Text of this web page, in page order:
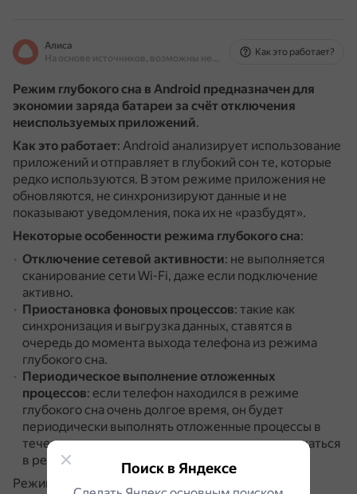
Алиса
На основе источников, возможны неточности
Как это работает?
Режим глубокого сна в Android предназначен для
экономии заряда батареи за счёт отключения
неиспользуемых приложений.
Как это работает: Android анализирует использование
приложений и отправляет в глубокий сон те, которые
редко используются. В этом режиме приложения не
обновляются, не синхронизируют данные и не
показывают уведомления, пока их не «разбудят».
Некоторые особенности режима глубокого сна:
Отключение сетевой активности: не выполняется
сканирование сети Wi-Fi, даже если подключение
активно.
Приостановка фоновых процессов: такие как
синхронизация и выгрузка данных, ставятся в
очередь до момента выхода телефона из режима
глубокого сна.
Периодическое выполнение отложенных
процессов: если телефон находился в режиме
глубокого сна очень долгое время, он будет
периодически выполнять отложенные процессы в
течение короткого периода времени и возвращаться
в режим глубокого сна.
Режим глубокого сна позволяет продлить время
Поиск в Яндексе